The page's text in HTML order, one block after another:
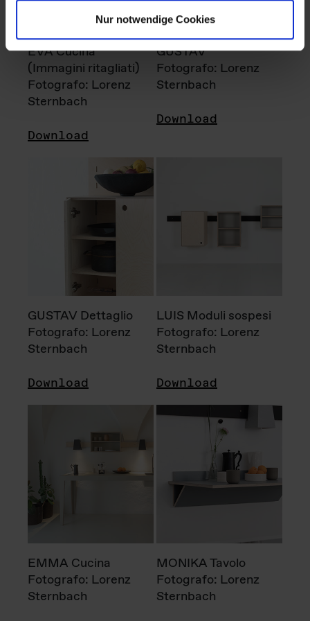
Nur notwendige Cookies
EVA Cucina
(Immagini ritagliati)
Fotografo: Lorenz
Sternbach
Download
GUSTAV
Fotografo: Lorenz
Sternbach
Download
GUSTAV Dettaglio
Fotografo: Lorenz
Sternbach
Download
LUIS Moduli sospesi
Fotografo: Lorenz
Sternbach
Download
EMMA Cucina
Fotografo: Lorenz
Sternbach
MONIKA Tavolo
Fotografo: Lorenz
Sternbach